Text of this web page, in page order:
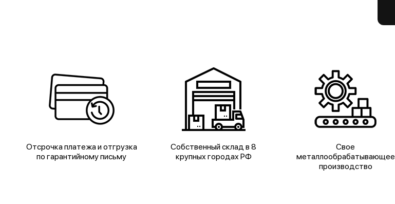
Отсрочка платежа и отгрузка
по гарантийному письму
Собственный склад в 8
крупных городах РФ
Свое
металлообрабатывающее
производство